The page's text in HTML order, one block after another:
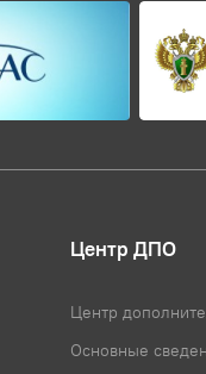
Центр ДПО
Центр
Основные